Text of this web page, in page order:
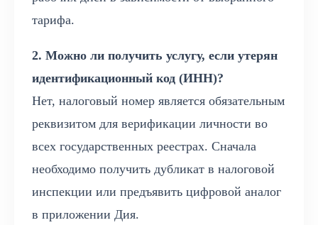
тарифа.
2. Можно ли получить услугу, если утерян
идентификационный код (ИНН)?
Нет, налоговый номер является обязательным
реквизитом для верификации личности во
всех государственных реестрах. Сначала
необходимо получить дубликат в налоговой
инспекции или предъявить цифровой аналог
в приложении Дия.